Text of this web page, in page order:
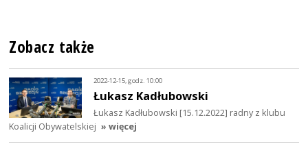
Zobacz także
2022-12-15, godz. 10:00
Łukasz Kadłubowski
Łukasz Kadłubowski [15.12.2022] radny z klubu
Koalicji Obywatelskiej » więcej